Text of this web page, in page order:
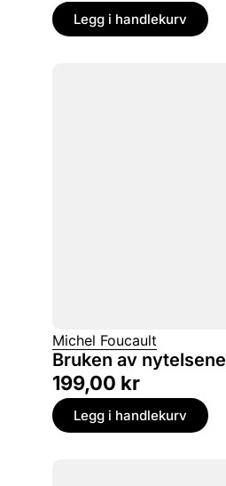
Legg i handlekurv
Michel Foucault
Bruken av nytelsene
199,00 kr
Legg i handlekurv